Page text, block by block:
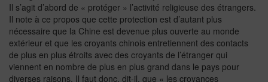
Il s’agit d’abord de « protéger » l’activité religieuse des étrangers.
Il note à ce propos que cette protection est d’autant plus
nécessaire que la Chine est devenue plus ouverte au monde
extérieur et que les croyants chinois entretiennent des contacts
de plus en plus étroits avec des croyants de l’étranger qui
viennent en nombre de plus en plus grand dans le pays pour
diverses raisons. Il faut donc, dit-il, que « les croyances